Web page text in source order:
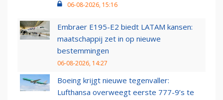
06-08-2026, 15:16
Embraer E195-E2 biedt LATAM kansen:
maatschappij zet in op nieuwe
bestemmingen
06-08-2026, 14:27
Boeing krijgt nieuwe tegenvaller:
Lufthansa overweegt eerste 777-9’s te